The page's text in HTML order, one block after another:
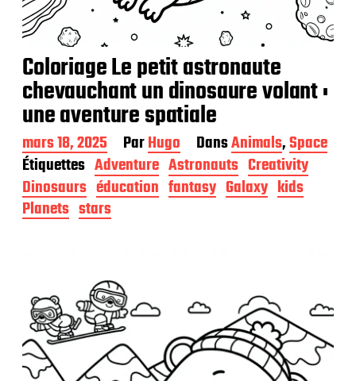
Coloriage Le petit astronaute
chevauchant un dinosaure volant :
une aventure spatiale
D
a
t
e
d
e
a
t
i
mars 18, 2025 ParHugo DansAnimals,Space
Étiquettes Adventure Astronauts Creativity
Dinosaurs éducation fantasy Galaxy kids
Planets stars